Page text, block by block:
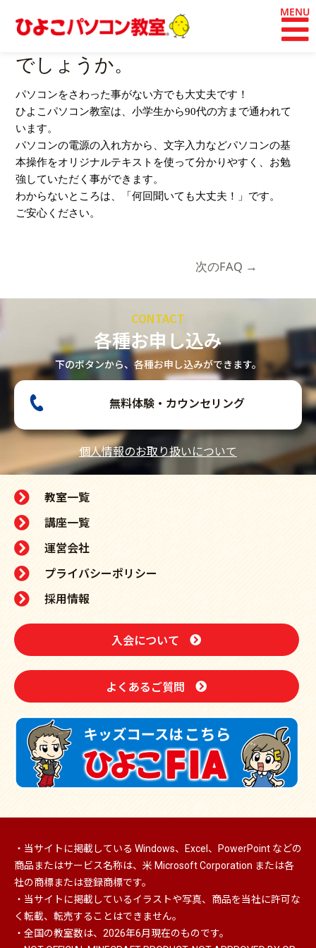
パソコンは初めてですが大丈夫
でしょうか。
パソコンをさわった事がない方でも大丈夫です！
ひよこパソコン教室は、小学生から90代の方まで通われて
います。
パソコンの電源の入れ方から、文字入力などパソコンの基
本操作をオリジナルテキストを使って分かりやすく、お勉
強していただく事ができます。
わからないところは、「何回聞いても大丈夫！」です。
ご安心ください。
稿
ビ
ゲ
ー
シ
ョ
ン
次のFAQ →
CONTACT
各種お申し込み
下のボタンから、各種お申し込みができます。
無料体験・カウンセリング
個人情報のお取り扱いについて
教室一覧
講座一覧
運営会社
プライバシーポリシー
採用情報
入会について
よくあるご質問
・当サイトに掲載している Windows、Excel、PowerPoint などの
商品またはサービス名称は、米 Microsoft Corporation または各
社の商標または登録商標です。
・当サイトに掲載しているイラストや写真、商品を当社に許可な
く転載、転売することはできません。
・全国の教室数は、2026年6月現在のものです。